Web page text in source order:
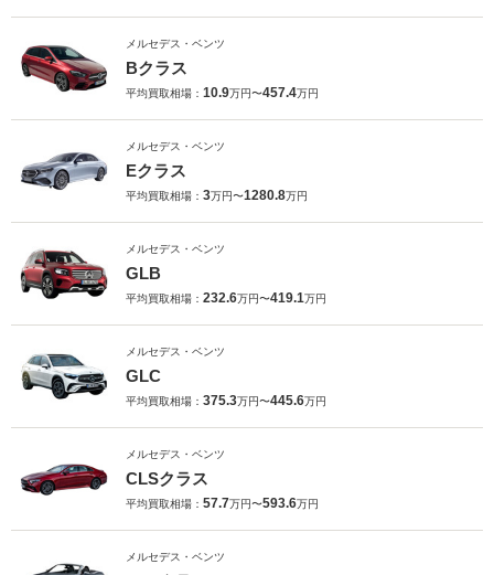
メルセデス・ベンツ
Bクラス
平均買取相場： 10.9万円〜457.4万円
メルセデス・ベンツ
Eクラス
平均買取相場： 3万円〜1280.8万円
メルセデス・ベンツ
GLB
平均買取相場： 232.6万円〜419.1万円
メルセデス・ベンツ
GLC
平均買取相場： 375.3万円〜445.6万円
メルセデス・ベンツ
CLSクラス
平均買取相場： 57.7万円〜593.6万円
メルセデス・ベンツ